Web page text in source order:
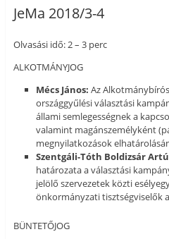
JeMa 2018/3-4
Olvasási idő: 2 – 3 perc
ALKOTMÁNYJOG
Mécs János: Az
országgyűlési választási
állami semlegességnek a
valamint magánszemélyként
megnyilatkozások
Szentgáli-Tóth Boldizsár
határozata a választási
jelölő szervezetek közti
önkormányzati tisztségviselők
BÜNTETŐJOG